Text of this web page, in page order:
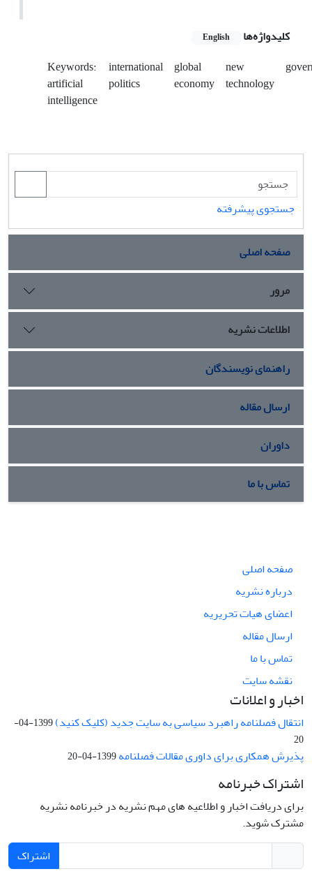
کلیدواژه‌ها English
Keywords:
artificial
intelligence
international
politics
global
economy
new
technology
جستجوی پیشرفته
صفحه اصلی
مرور
اطلاعات نشریه
راهنمای نویسندگان
ارسال مقاله
داوران
تماس با ما
صفحه اصلی
درباره نشریه
اعضای هیات تحریریه
ارسال مقاله
تماس با ما
نقشه سایت
اخبار و اعلانات
انتقال فصلنامه راهبرد سیاسی به سایت جدید (کلیک کنید)
1399-04-
20
پذیرش همکاری برای داوری مقالات فصلنامه1399-04-20
اشتراک خبرنامه
برای دریافت اخبار و اطلاعیه های مهم نشریه در خبرنامه نشریه
مشترک شوید.
اشتراک